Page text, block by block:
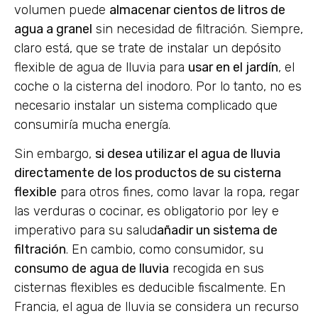
volumen puede almacenar cientos de litros de
agua a granel sin necesidad de filtración. Siempre,
claro está, que se trate de instalar un depósito
flexible de agua de lluvia para usar en el jardín, el
coche o la cisterna del inodoro. Por lo tanto, no es
necesario instalar un sistema complicado que
consumiría mucha energía.
Sin embargo, si desea utilizar el agua de lluvia
directamente de los productos de su cisterna
flexible para otros fines, como lavar la ropa, regar
las verduras o cocinar, es obligatorio por ley e
imperativo para su saludañadir un sistema de
filtración. En cambio, como consumidor, su
consumo de agua de lluvia recogida en sus
cisternas flexibles es deducible fiscalmente. En
Francia, el agua de lluvia se considera un recurso